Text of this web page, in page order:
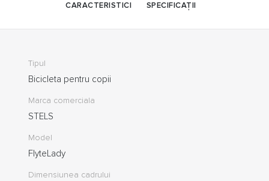
CARACTERISTICI SPECIFICAȚII
Tipul
Bicicleta pentru copii
Marca comerciala
STELS
Model
FlyteLady
Dimensiunea cadrului